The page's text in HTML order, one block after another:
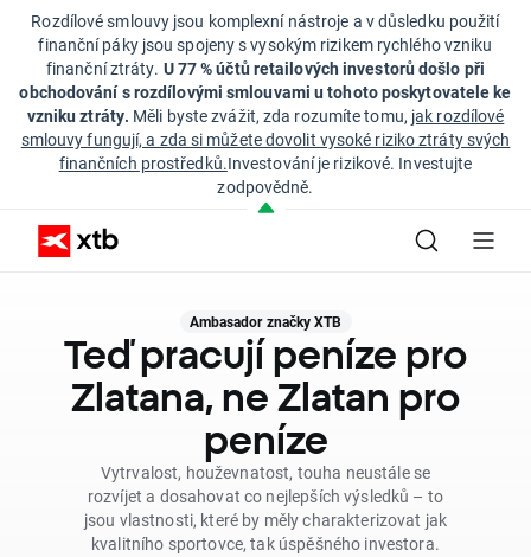
Rozdílové smlouvy jsou komplexní nástroje a v důsledku použití
finanční páky jsou spojeny s vysokým rizikem rychlého vzniku
finanční ztráty. U 77 % účtů retailových investorů došlo při
obchodování s rozdílovými smlouvami u tohoto poskytovatele ke
vzniku ztráty. Měli byste zvážit, zda rozumíte tomu, jak rozdílové
smlouvy fungují, a zda si můžete dovolit vysoké riziko ztráty svých
finančních prostředků.Investování je rizikové. Investujte
zodpovědně.
Ambasador značky XTB
Teď pracují peníze pro
Zlatana, ne Zlatan pro
peníze
Vytrvalost, houževnatost, touha neustále se
rozvíjet a dosahovat co nejlepších výsledků – to
jsou vlastnosti, které by měly charakterizovat jak
kvalitního sportovce, tak úspěšného investora.